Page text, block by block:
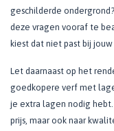
geschilderde
deze vragen vooraf te
kiest dat niet past bij
Let daarnaast op het
goedkopere verf met
je extra lagen nodig
prijs, maar ook naar